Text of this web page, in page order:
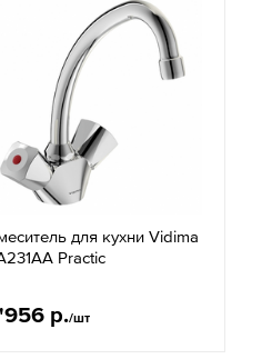
для кухни Vidima
Practic
р./шт